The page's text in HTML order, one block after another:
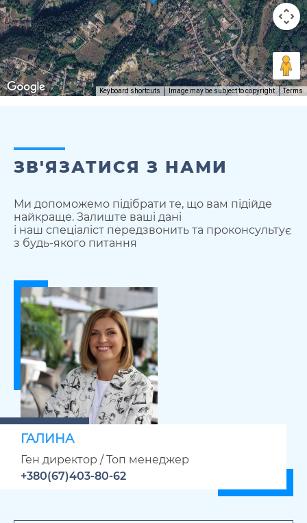
Keyboard shortcuts Image may be subject to copyright Terms
ЗВ'ЯЗАТИСЯ З НАМИ
Ми допоможемо підібрати те, що вам підійде
найкраще. Залиште ваші дані
і наш спеціаліст передзвонить та проконсультує
з будь-якого питання
ГАЛИНА
Ген директор / Топ менеджер
+380(67)403-80-62